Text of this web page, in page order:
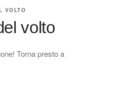
VOLTO
volto
Torna presto a